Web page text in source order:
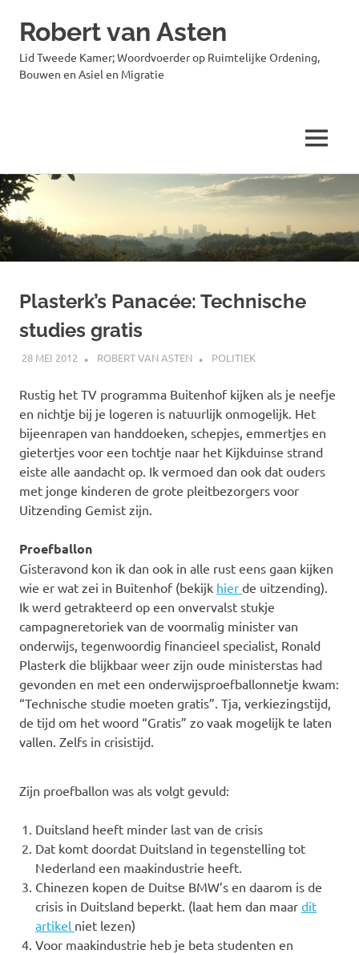
Ga
naar
de
inhoud
Robert van Asten
Lid Tweede Kamer; Woordvoerder op Ruimtelijke Ordening,
Bouwen en Asiel en Migratie
MENU
Plasterk’s Panacée: Technische
studies gratis
28 MEI 2012 ROBERT VAN ASTEN POLITIEK
Rustig het TV programma Buitenhof kijken als je neefje
en nichtje bij je logeren is natuurlijk onmogelijk. Het
bijeenrapen van handdoeken, schepjes, emmertjes en
gietertjes voor een tochtje naar het Kijkduinse strand
eiste alle aandacht op. Ik vermoed dan ook dat ouders
met jonge kinderen de grote pleitbezorgers voor
Uitzending Gemist zijn.
Proefballon
Gisteravond kon ik dan ook in alle rust eens gaan kijken
wie er wat zei in Buitenhof (bekijk hier de uitzending).
Ik werd getrakteerd op een onvervalst stukje
campagneretoriek van de voormalig minister van
onderwijs, tegenwoordig financieel specialist, Ronald
Plasterk die blijkbaar weer zijn oude ministerstas had
gevonden en met een onderwijsproefballonnetje kwam:
“Technische studie moeten gratis”. Tja, verkiezingstijd,
de tijd om het woord “Gratis” zo vaak mogelijk te laten
vallen. Zelfs in crisistijd.
Zijn proefballon was als volgt gevuld:
Duitsland heeft minder last van de crisis
Dat komt doordat Duitsland in tegenstelling tot
Nederland een maakindustrie heeft.
Chinezen kopen de Duitse BMW’s en daarom is de
crisis in Duitsland beperkt. (laat hem dan maar dit
artikel niet lezen)
Voor maakindustrie heb je beta studenten en